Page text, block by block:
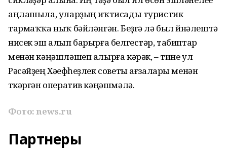
аңлашыла, уларҙың иҡтисады туристик
тармаҡҡа ныҡ бәйләнгән. Беҙгә лә был йүнәлештә
нисек эш алып барырға белгестәр, табиптар
менән кәңәшләшеп алырға кәрәк, – тине ул
Рәсәйҙең Хәүефһеҙлек советы ағзалары менән
үткәргән оператив кәңәшмәлә.
Фото: news.ru
Партнеры